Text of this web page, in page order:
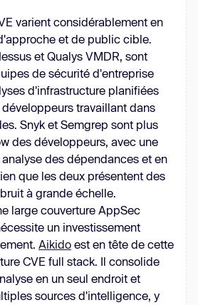
varient considérablement en
et de public cible.
et Qualys VMDR, sont
de sécurité d'entreprise
d'infrastructure planifiées
travaillant dans
Snyk et Semgrep sont plus
des développeurs, avec une
des dépendances et en
que les deux présentent des
à grande échelle.
large couverture AppSec
un investissement
Aikido est en tête de cette
CVE full stack. Il consolide
en un seul endroit et
sources d'intelligence, y